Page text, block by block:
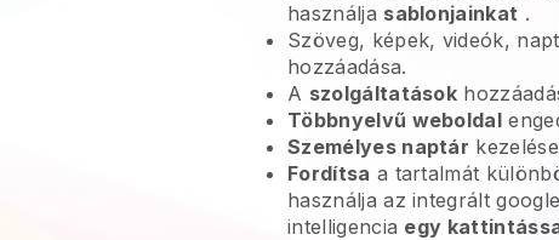
használja sablonjainkat .
Szöveg, képek, videók,
hozzáadása.
A szolgáltatások
Többnyelvű weboldal
Személyes naptár kezelése
Fordítsa a tartalmát
használja az integrált
intelligencia egy